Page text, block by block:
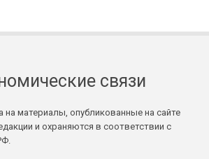
связи
на материалы, опубликованные на сайте
и охраняются в соответствии с